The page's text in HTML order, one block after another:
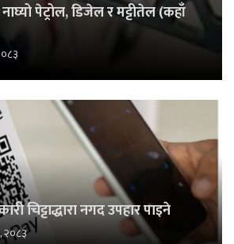
पेट्रोल, डिजेल र मट्टीतेल (कहाँ
चिट्टाद्धारा नगद उपहार पाइने
२०८३